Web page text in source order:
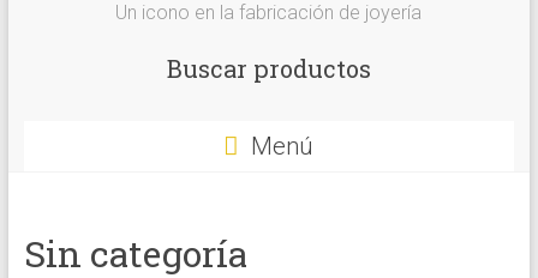
Un icono en la fabricación de joyería
Buscar productos
Menú
Sin categoría